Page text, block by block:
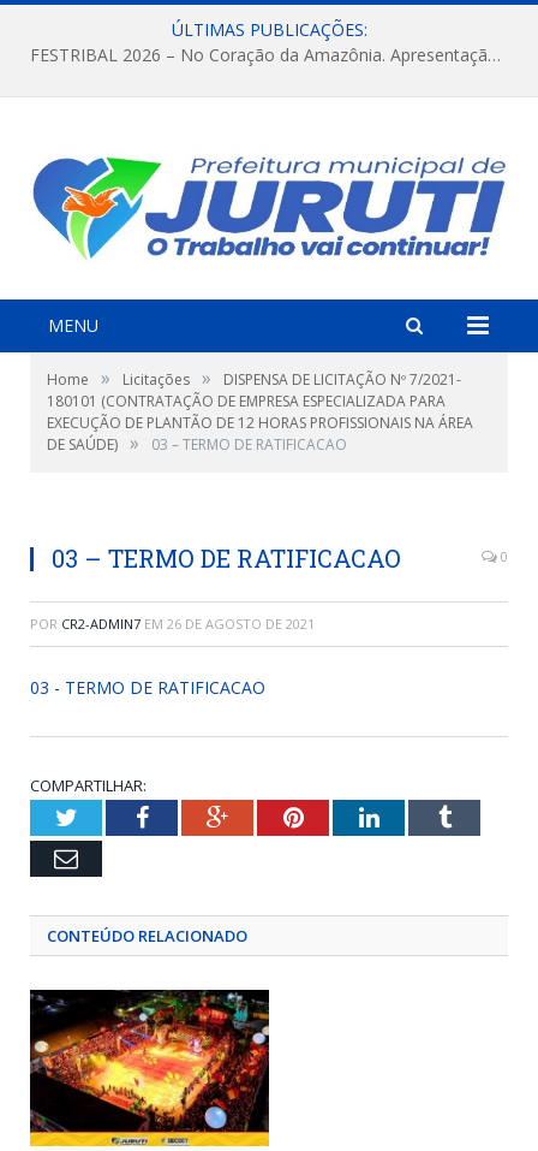
ÚLTIMAS PUBLICAÇÕES:
FESTRIBAL 2026 – No Coração da Amazônia. Apresentação da Munduruku.
MENU
Home » Licitações »
DISPENSA DE LICITAÇÃO Nº 7/2021-
180101 (CONTRATAÇÃO DE EMPRESA ESPECIALIZADA PARA
EXECUÇÃO DE PLANTÃO DE 12 HORAS PROFISSIONAIS NA ÁREA
DE SAÚDE) » 03 – TERMO DE RATIFICACAO
03 – TERMO DE RATIFICACAO 0
POR CR2-ADMIN7 EM 26 DE AGOSTO DE 2021
03 - TERMO DE RATIFICACAO
COMPARTILHAR:
TwitterFacebookGoogle+PinterestLinkedInTumblr
Email
CONTEÚDO RELACIONADO